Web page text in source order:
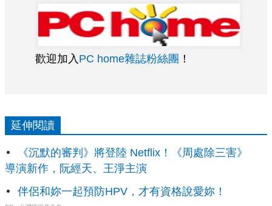
歡迎加入 PC home雜誌粉絲團 ！
延伸閱讀
《沉默的審判》將登陸 Netflix！《周處除三害》
導演新作，阮經天、王淨主演
伴侶和妳一起預防HPV，才有資格說愛妳！